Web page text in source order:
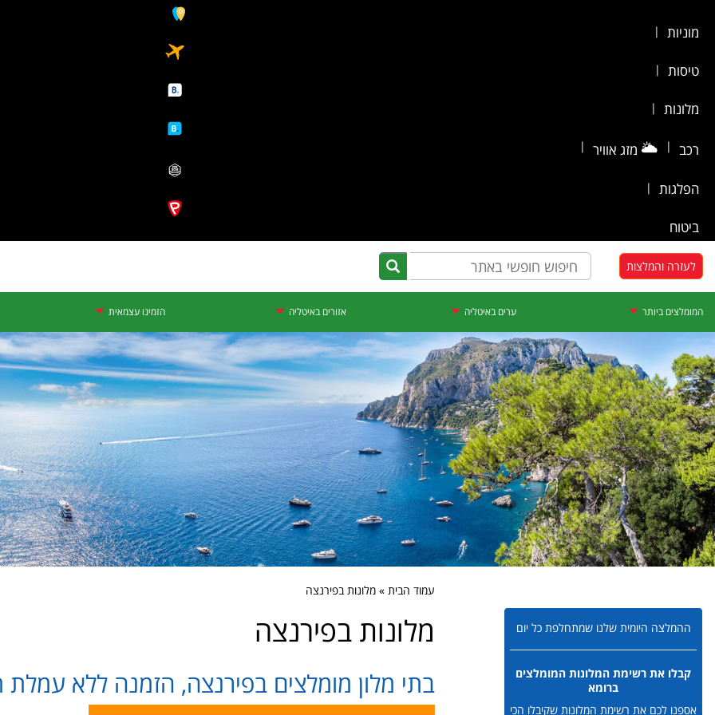
מוניות |
טיסות |
מלונות |
רכב |
🌥️ מזג אוויר |
הפלגות |
ביטוח
לעזרה והמלצות
המומלצים ביותר ערים באיטליה אזורים באיטליה הזמינו עצמאית
עמוד הבית » מלונות בפירנצה
ההמלצה היומית שלנו שמתחלפת כל יום
קבלו את רשימת המלונות המומלצים
ברומא
אספנו לכם את רשימת המלונות שקיבלו הכי
מלונות בפירנצה
בתי מלון מומלצים בפירנצה, הזמנה ללא עמלת